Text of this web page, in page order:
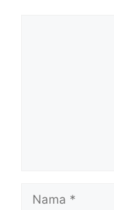
Nama